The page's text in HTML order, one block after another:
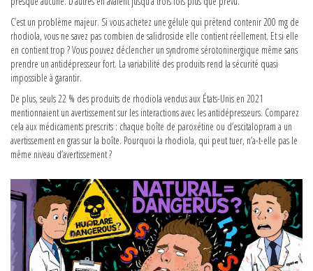
C’est un problème majeur. Si vous achetez une gélule qui prétend contenir 200 mg de
rhodiola, vous ne savez pas combien de salidroside elle contient réellement. Et si elle
en contient trop ? Vous pouvez déclencher un syndrome sérotoninergique même sans
prendre un antidépresseur fort. La variabilité des produits rend la sécurité quasi
impossible à garantir.
De plus, seuls 22 % des produits de rhodiola vendus aux États-Unis en 2021
mentionnaient un avertissement sur les interactions avec les antidépresseurs. Comparez
cela aux médicaments prescrits : chaque boîte de paroxétine ou d’escitalopram a un
avertissement en gras sur la boîte. Pourquoi la rhodiola, qui peut tuer, n’a-t-elle pas le
même niveau d’avertissement ?